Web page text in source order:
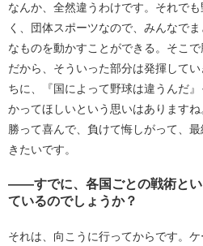
なんか、全然違うわけです。それで
く、団体スポーツなので、みんなで
なものを動かすことができる。そこで
だから、そういった部分は発揮して
ちに、『国によって野球は違うんだ
かってほしいという思いはありますね
勝って喜んで、負けて悔しがって、
きたいです。
――すでに、各国ごとの戦術とい
ているのでしょうか？
それは、向こうに行ってからです。